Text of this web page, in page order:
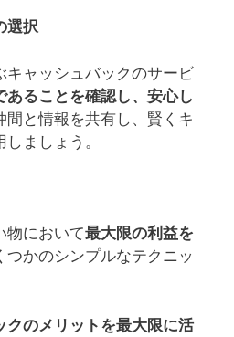
選択
キャッシュバックのサービ
あることを確認し、安心し
間と情報を共有し、賢くキ
ましょう。
物において最大限の利益を
つかのシンプルなテクニッ
クのメリットを最大限に活